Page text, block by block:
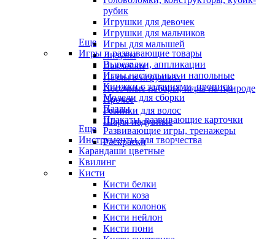
рубик
Игрушки для девочек
Игрушки для мальчиков
Игры для малышей
Лизуны
Наклейки
Пазлы в игрушках
Песочные наборы, игры на природе
Прочее
Резинки для волос
Шары надувные
Еще
Игры и развивающие товары
Вырезалки, аппликации
Игры настольные и напольные
Книжки с заданиями, прописи
Модели для сборки
Пазлы
Плакаты, развивающие карточки
Развивающие игры, тренажеры
Раскраски
Еще
Инструменты для творчества
Карандаши цветные
Квилинг
Кисти
Кисти белки
Кисти коза
Кисти колонок
Кисти нейлон
Кисти пони